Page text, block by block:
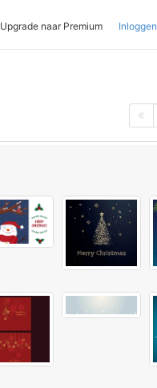
Upgrade naar Premium Inloggen